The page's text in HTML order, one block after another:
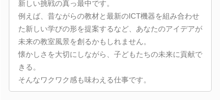
新しい挑戦の真っ最中です。
例えば、昔ながらの教材と最新のICT機器を組み合わせ
た新しい学びの形を提案するなど、あなたのアイデアが
未来の教室風景を創るかもしれません。
懐かしさを大切にしながら、子どもたちの未来に貢献で
きる。
そんなワクワク感も味わえる仕事です。